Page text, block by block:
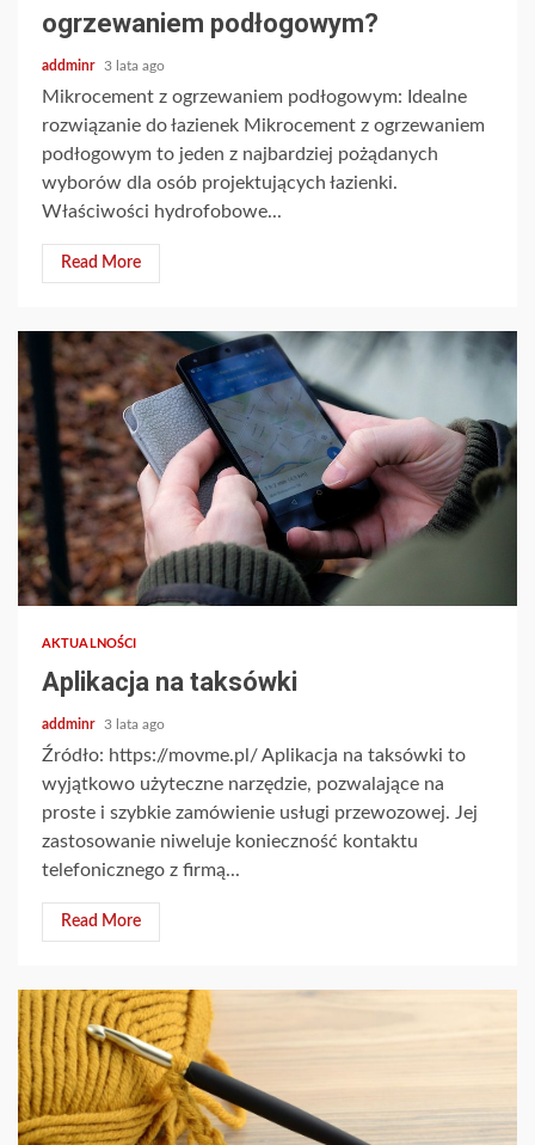
ogrzewaniem podłogowym?
addminr 3 lata ago
Mikrocement z ogrzewaniem podłogowym: Idealne
rozwiązanie do łazienek Mikrocement z ogrzewaniem
podłogowym to jeden z najbardziej pożądanych
wyborów dla osób projektujących łazienki.
Właściwości hydrofobowe...
Read More
AKTUALNOŚCI
Aplikacja na taksówki
addminr 3 lata ago
Źródło: https://movme.pl/ Aplikacja na taksówki to
wyjątkowo użyteczne narzędzie, pozwalające na
proste i szybkie zamówienie usługi przewozowej. Jej
zastosowanie niweluje konieczność kontaktu
telefonicznego z firmą...
Read More